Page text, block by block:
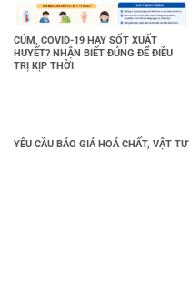
CÚM, COVID-19 HAY SỐT XUẤT
HUYẾT? NHẬN BIẾT ĐÚNG ĐỂ ĐIỀU
TRỊ KỊP THỜI
YÊU CẦU BÁO GIÁ HOÁ CHẤT, VẬT TƯ